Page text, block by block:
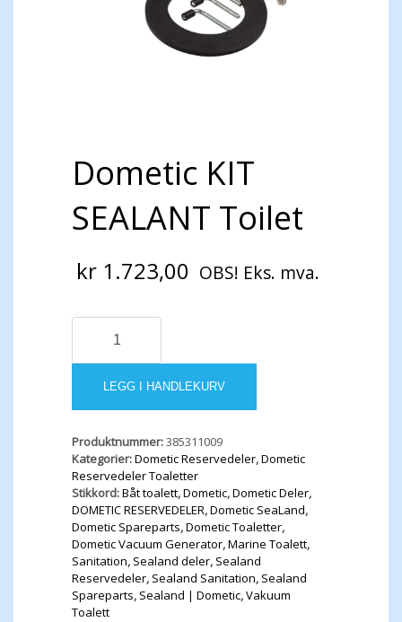
Dometic KIT
SEALANT Toilet
kr 1.723,00 OBS! Eks. mva.
Dometic
SEALANT
LEGG I HANDLEKURV
Produktnummer:385311009
Kategorier:Dometic Reservedeler,Dometic
Reservedeler Toaletter
Stikkord:Båt toalett,Dometic,Dometic Deler,
DOMETIC RESERVEDELER,Dometic SeaLand,
Dometic Spareparts,Dometic Toaletter,
Dometic Vacuum Generator,Marine Toalett,
Sanitation, Sealand deler, Sealand
Reservedeler, Sealand Sanitation, Sealand
Spareparts, Sealand | Dometic,Vakuum
Toalett